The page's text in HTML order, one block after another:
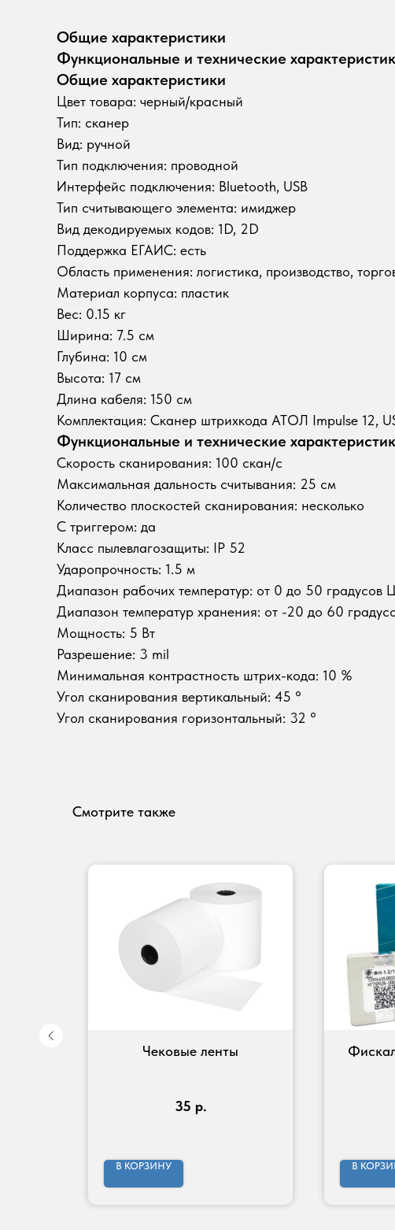
Общие характеристики
Функциональные и технические
Общие характеристики
Цвет товара: черный/красный
Тип: сканер
Вид: ручной
Тип подключения: проводной
Интерфейс подключения: Bluetooth, USB
Тип считывающего элемента: имиджер
Вид декодируемых кодов: 1D, 2D
Поддержка ЕГАИС: есть
Область применения: логистика, производство,
Материал корпуса: пластик
Вес: 0.15 кг
Ширина: 7.5 см
Глубина: 10 см
Высота: 17 см
Длина кабеля: 150 см
Комплектация: Сканер штрихкода АТОЛ Impulse 12,
Функциональные и технические
Скорость сканирования: 100 скан/с
Максимальная дальность считывания: 25 см
Количество плоскостей сканирования: несколько
С триггером: да
Класс пылевлагозащиты: IP 52
Ударопрочность: 1.5 м
Диапазон рабочих температур: от 0 до 50 градусов
Диапазон температур хранения: от -20 до 60
Мощность: 5 Вт
Разрешение: 3 mil
Минимальная контрастность штрих-кода: 10 %
Угол сканирования вертикальный: 45 °
Угол сканирования горизонтальный: 32 °
Смотрите также
Чековые ленты
35 р.
В КОРЗИНУ В